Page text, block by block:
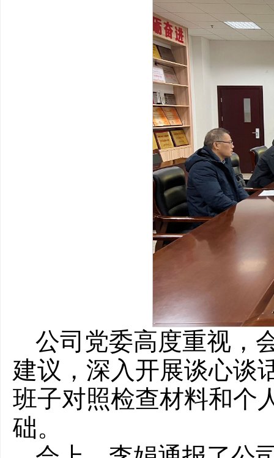
公司党委高度重视，
建议，深入开展谈心谈
班子对照检查材料和个
础。